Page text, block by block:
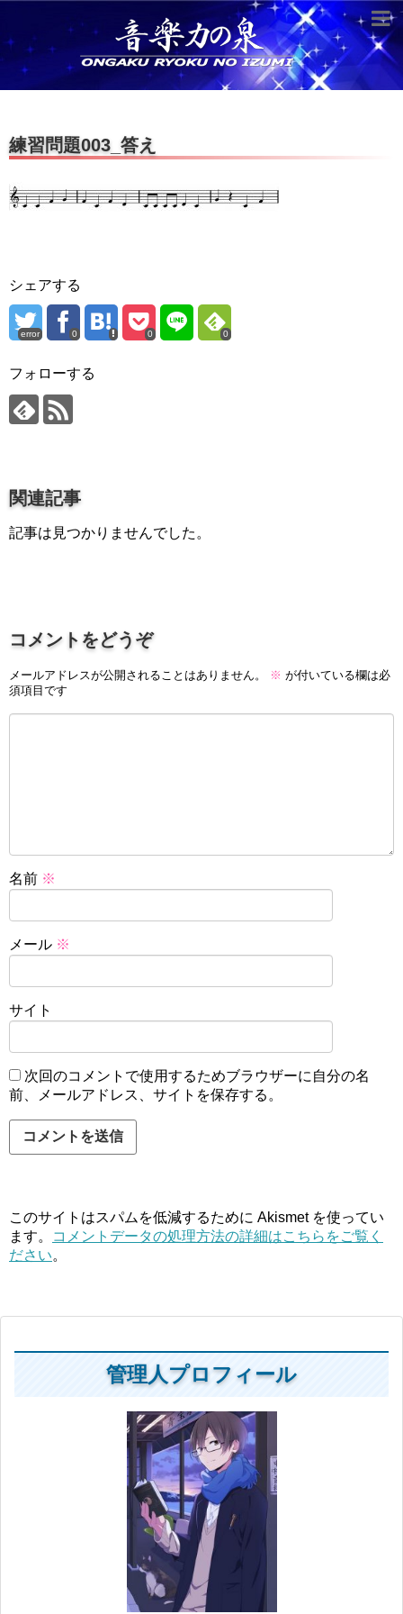
練習問題003_答え
シェアする
error 0 0 0
フォローする
関連記事
記事は見つかりませんでした。
コメントをどうぞ
メールアドレスが公開されることはありません。 ※ が付いている欄は必
須項目です
名前 ※
メール ※
サイト
次回のコメントで使用するためブラウザーに自分の名
前、メールアドレス、サイトを保存する。
このサイトはスパムを低減するために Akismet を使ってい
ます。
コメントデータの処理方法の詳細はこちらをご覧く
ださい。
管理人プロフィール
超役立つ知識／雑学
knowledge
音のしくみ
作曲技術
compose Tech
名作を分析する
打ち込みテクニックを極める
音楽機材
instruments
プロ作曲家オススメ DTM機材
プロ直伝！作曲家になる方法
音楽家を目指す人の為のコラム
音楽聴き放題サービス
ギターのサブスクを比較